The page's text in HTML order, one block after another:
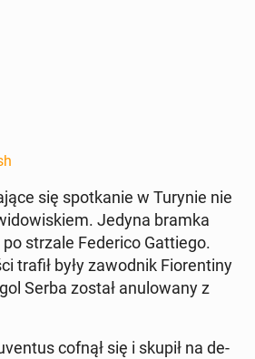
się spotkanie w Turynie nie
Jedyna bramka
strzale Fed­eri­co Gat­tiego.
trafił były za­wod­nik Fiorentiny
Serba został an­u­lowany z
cofnął się i skupił na de­